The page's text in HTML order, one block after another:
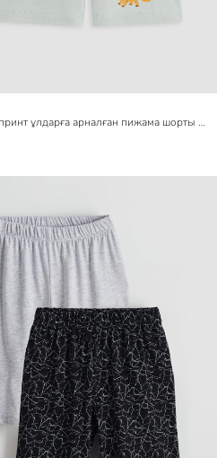
динозаврлы принт ұлдарға арналған пижама шорты 2 данадан тұратын